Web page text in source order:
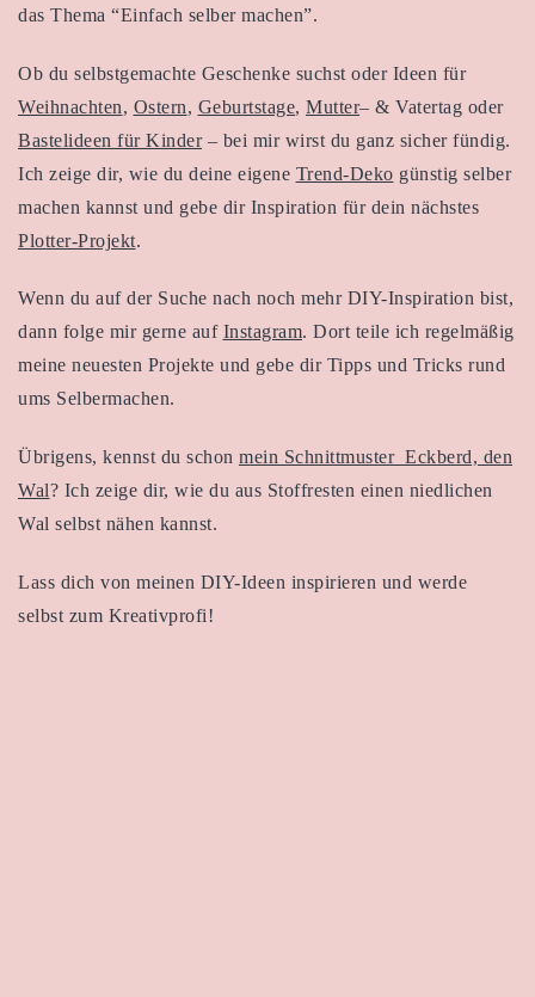
das Thema “Einfach selber machen”.
Ob du selbstgemachte Geschenke suchst oder Ideen für
Weihnachten, Ostern, Geburtstage, Mutter– & Vatertag oder
Bastelideen für Kinder– bei mir wirst du ganz sicher fündig.
Ich zeige dir, wie du deine eigene Trend-Deko günstig selber
machen kannst und gebe dir Inspiration für dein nächstes
Plotter-Projekt.
Wenn du auf der Suche nach noch mehr DIY-Inspiration bist,
dann folge mir gerne auf Instagram. Dort teile ich regelmäßig
meine neuesten Projekte und gebe dir Tipps und Tricks rund
ums Selbermachen.
Übrigens, kennst du schon mein Schnittmuster Eckberd, den
Wal? Ich zeige dir, wie du aus Stoffresten einen niedlichen
Wal selbst nähen kannst.
Lass dich von meinen DIY-Ideen inspirieren und werde
selbst zum Kreativprofi!